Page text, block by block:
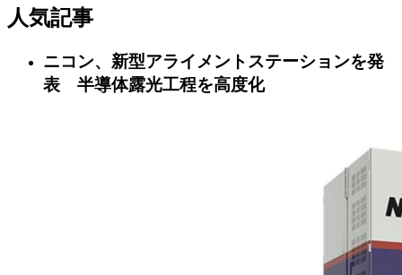
人気記事
ニコン、新型アライメントステーションを発
表 半導体露光工程を高度化